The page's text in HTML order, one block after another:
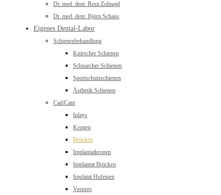
Dr. med. dent. Reza Zolmajd
Dr. med. dent. Björn Schaus
Eigenes Dental-Labor
Schienenbehandlung
Knirscher Schienen
Schnarcher Schienen
Sportschutzschienen
Ästhetik Schienen
Cad/Cam
Inlays
Kronen
Brücken
Implantatkronen
Implantat Brücken
Implatat Hufeisen
Veeners